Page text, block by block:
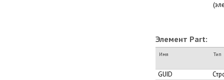
Элемент Part:
Имя Тип
GUID